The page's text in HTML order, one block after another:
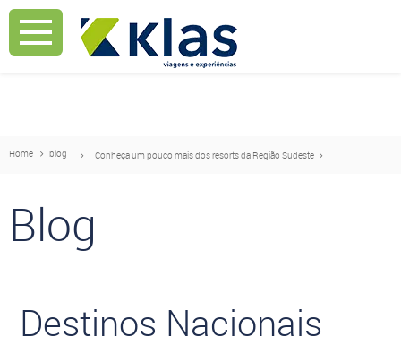
Mostrar Aviso
Home blog Conheça um pouco mais dos resorts da Região Sudeste
Blog
Destinos Nacionais